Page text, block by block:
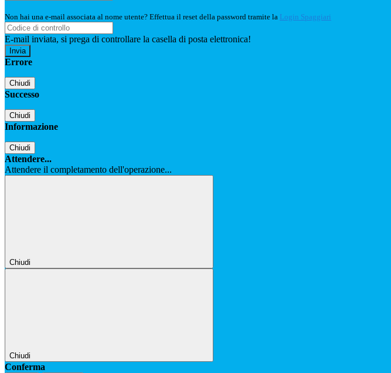
Non hai una e-mail associata al nome utente? Effettua il reset della password tramite la Login Spaggiari
E-mail inviata, si prega di controllare la casella di posta elettronica!
Errore
Chiudi
Successo
Chiudi
Informazione
Chiudi
Attendere...
Attendere il completamento dell'operazione...
Chiudi
Chiudi
Conferma